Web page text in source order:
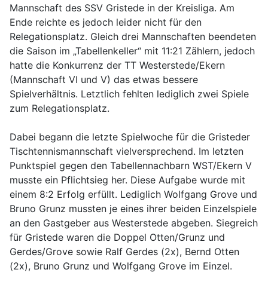
Mannschaft des SSV Gristede in der Kreisliga. Am
Ende reichte es jedoch leider nicht für den
Relegationsplatz. Gleich drei Mannschaften beendeten
die Saison im „Tabellenkeller“ mit 11:21 Zählern, jedoch
hatte die Konkurrenz der TT Westerstede/Ekern
(Mannschaft VI und V) das etwas bessere
Spielverhältnis. Letztlich fehlten lediglich zwei Spiele
zum Relegationsplatz.
Dabei begann die letzte Spielwoche für die Gristeder
Tischtennismannschaft vielversprechend. Im letzten
Punktspiel gegen den Tabellennachbarn WST/Ekern V
musste ein Pflichtsieg her. Diese Aufgabe wurde mit
einem 8:2 Erfolg erfüllt. Lediglich Wolfgang Grove und
Bruno Grunz mussten je eines ihrer beiden Einzelspiele
an den Gastgeber aus Westerstede abgeben. Siegreich
für Gristede waren die Doppel Otten/Grunz und
Gerdes/Grove sowie Ralf Gerdes (2x), Bernd Otten
(2x), Bruno Grunz und Wolfgang Grove im Einzel.